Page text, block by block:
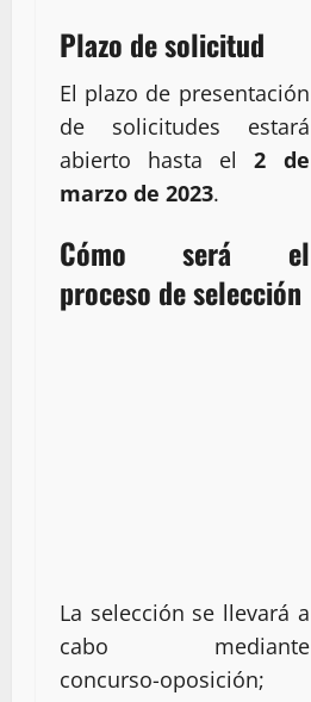
Plazo de solicitud
El plazo de presentación
de solicitudes estará
abierto hasta el2
de
marzo de 2023.
Cómo será el
proceso de selección
La selección se llevará a
cabo mediante
concurso-oposición;